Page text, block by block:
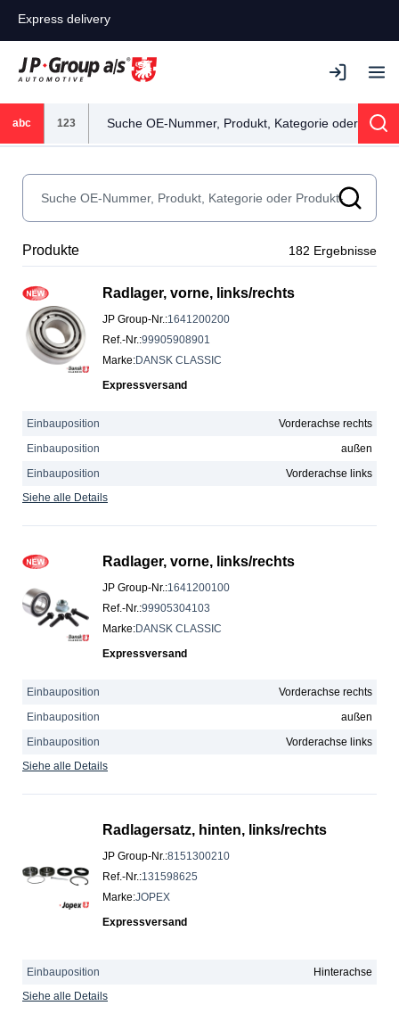
Express delivery
abc 123
Produkte 182 Ergebnisse
Radlager, vorne, links/rechts
JP Group-Nr.:1641200200
Ref.-Nr.:99905908901
Marke:DANSK CLASSIC
Expressversand
Einbauposition
Vorderachse rechts
Einbauposition
außen
Einbauposition
Vorderachse links
Siehe alle Details
Radlager, vorne, links/rechts
JP Group-Nr.:1641200100
Ref.-Nr.:99905304103
Marke:DANSK CLASSIC
Expressversand
Einbauposition
Vorderachse rechts
Einbauposition
außen
Einbauposition
Vorderachse links
Siehe alle Details
Radlagersatz, hinten, links/rechts
JP Group-Nr.:8151300210
Ref.-Nr.:131598625
Marke:JOPEX
Expressversand
Einbauposition
Hinterachse
Siehe alle Details